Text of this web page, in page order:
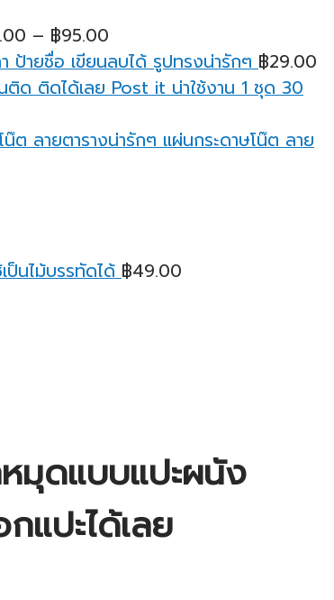
– ฿95.00
range:
฿25.00
฿95.00
ป้ายชื่อ เขียนลบได้ รูปทรงน่ารักๆ ฿29.00
ติด ติดได้เลย Post it น่าใช้งาน 1 ชุด 30
น๊ต ลายตารางน่ารักๆ แผ่นกระดาษโน๊ต ลาย
นไม้บรรทัดได้ ฿49.00
มุดแบบแปะผนัง
แปะได้เลย